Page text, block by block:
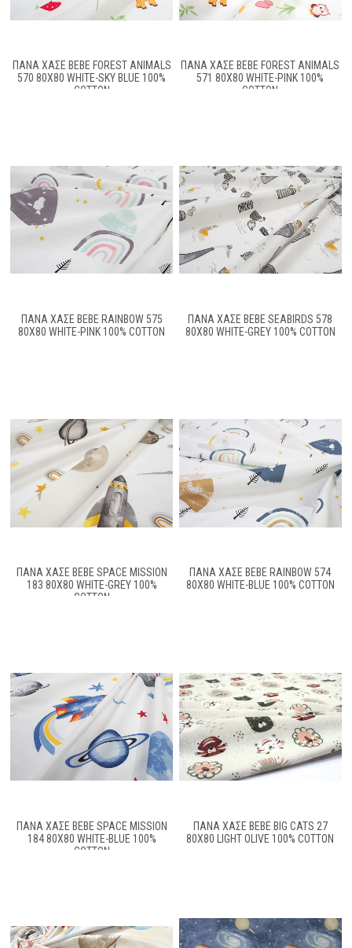
ΠΆΝΑ ΧΑΣΈ BEBE FOREST ANIMALS
570 80X80 WHITE-SKY BLUE 100%
COTTON
ΠΆΝΑ ΧΑΣΈ BEBE FOREST ANIMALS
571 80X80 WHITE-PINK 100%
COTTON
ΠΆΝΑ ΧΑΣΈ BEBE RAINBOW 575
80X80 WHITE-PINK 100% COTTON
ΠΆΝΑ ΧΑΣΈ BEBE SEABIRDS 578
80X80 WHITE-GREY 100% COTTON
ΠΆΝΑ ΧΑΣΈ BEBE SPACE MISSION
183 80X80 WHITE-GREY 100%
COTTON
ΠΆΝΑ ΧΑΣΈ BEBE RAINBOW 574
80X80 WHITE-BLUE 100% COTTON
ΠΆΝΑ ΧΑΣΈ BEBE SPACE MISSION
184 80X80 WHITE-BLUE 100%
COTTON
ΠΆΝΑ ΧΑΣΈ BEBE BIG CATS 27
80X80 LIGHT OLIVE 100% COTTON